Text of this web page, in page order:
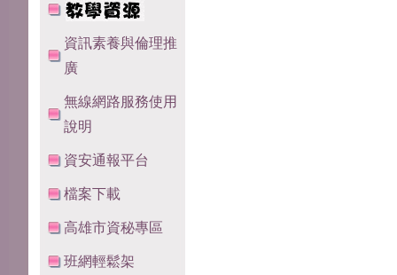
資訊素養與倫理推
廣
無線網路服務使用
說明
資安通報平台
檔案下載
高雄市資秘專區
班網輕鬆架